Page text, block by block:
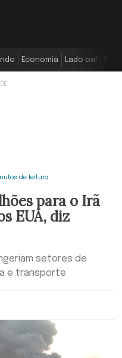
Economia Lado oa!
de leitura
para o Irã
EUA, diz
setores de
e transporte